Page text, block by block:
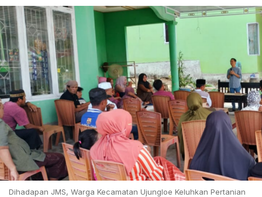
Dihadapan JMS, Warga Kecamatan Ujungloe Keluhkan Pertanian